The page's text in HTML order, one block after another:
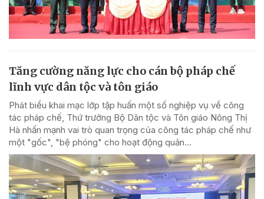
Tăng cường năng lực cho cán bộ pháp chế
lĩnh vực dân tộc và tôn giáo
Phát biểu khai mạc lớp tập huấn một số nghiệp vụ về công
tác pháp chế, Thứ trưởng Bộ Dân tộc và Tôn giáo Nông Thị
Hà nhấn mạnh vai trò quan trọng của công tác pháp chế như
một "gốc", "bệ phóng" cho hoạt động quản...